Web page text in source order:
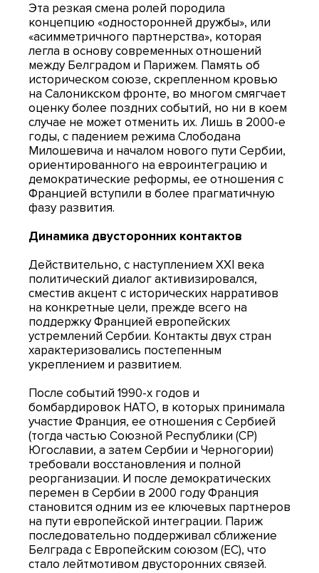
Эта резкая смена ролей породила
концепцию «односторонней дружбы», или
«асимметричного партнерства», которая
легла в основу современных отношений
между Белградом и Парижем. Память об
историческом союзе, скрепленном кровью
на Салоникском фронте, во многом смягчает
оценку более поздних событий, но ни в коем
случае не может отменить их. Лишь в 2000-е
годы, с падением режима Слободана
Милошевича и началом нового пути Сербии,
ориентированного на евроинтеграцию и
демократические реформы, ее отношения с
Францией вступили в более прагматичную
фазу развития.
Динамика двусторонних контактов
Действительно, с наступлением XXI века
политический диалог активизировался,
сместив акцент с исторических нарративов
на конкретные цели, прежде всего на
поддержку Францией европейских
устремлений Сербии. Контакты двух стран
характеризовались постепенным
укреплением и развитием.
После событий 1990-х годов и
бомбардировок НАТО, в которых принимала
участие Франция, ее отношения с Сербией
(тогда частью Союзной Республики (СР)
Югославии, а затем Сербии и Черногории)
требовали восстановления и полной
реорганизации. И после демократических
перемен в Сербии в 2000 году Франция
становится одним из ее ключевых партнеров
на пути европейской интеграции. Париж
последовательно поддерживал сближение
Белграда с Европейским союзом (ЕС), что
стало лейтмотивом двусторонних связей.